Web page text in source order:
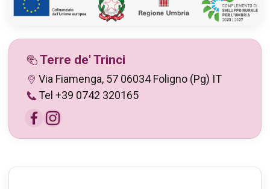
Terre de' Trinci
Via Fiamenga, 57 06034 Foligno (Pg) IT
Tel +39 0742 320165